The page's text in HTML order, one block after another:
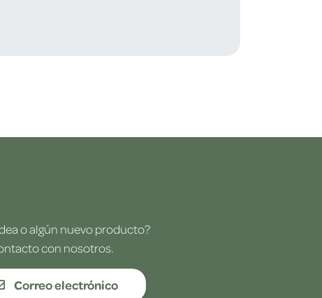
o algún nuevo producto?
con nosotros.
Correo electrónico